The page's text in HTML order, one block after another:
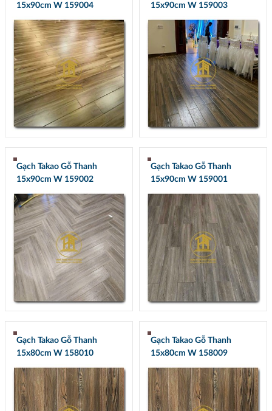
15x90cm W 159004
15x90cm W 159003
Gạch Takao Gỗ Thanh
15x90cm W 159002
Gạch Takao Gỗ Thanh
15x90cm W 159001
Gạch Takao Gỗ Thanh
15x80cm W 158010
Gạch Takao Gỗ Thanh
15x80cm W 158009